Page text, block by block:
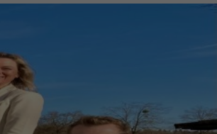
Schließen